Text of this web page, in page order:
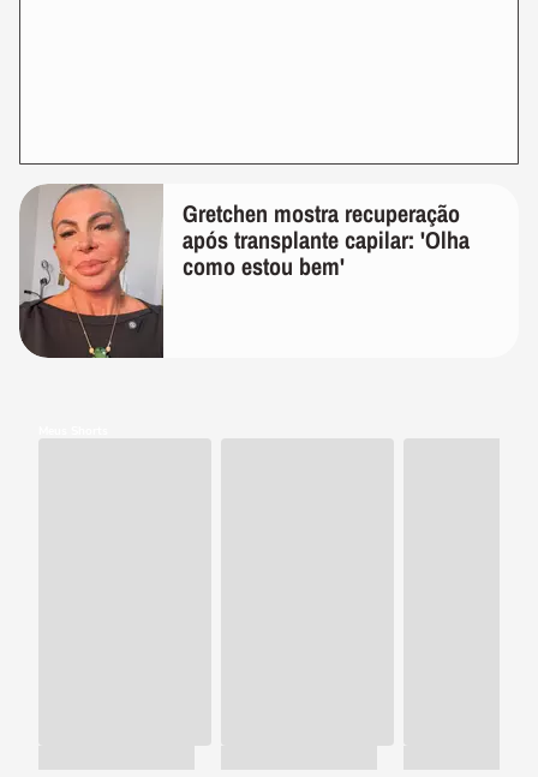
Gretchen mostra recuperação
após transplante capilar: 'Olha
como estou bem'